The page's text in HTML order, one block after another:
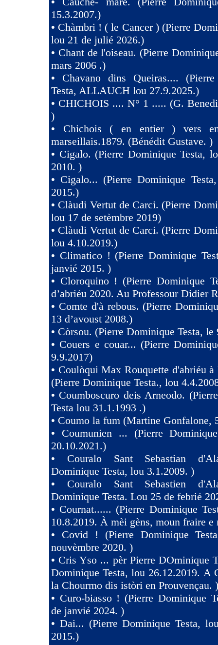
15.3.2007.)
• Chàmbri ! ( le Cancer ) (Pierre
lou 21 de julié 2026.)
• Chant de l'oiseau. (Pierre
mars 2006 .)
• Chavano dins Queiras....
Testa, ALLAUCH lou 27.9.2025.)
• CHICHOIS .... N° 1 ..... (G.
)
• Chichois ( en entier ) vers
marseillais.1879. (Bénédit Gustave. )
• Cigalo. (Pierre Dominique Testa,
2010. )
• Cigalo... (Pierre Dominique
2015.)
• Clàudi Vertut de Carci. (Pierre
lou 17 de setèmbre 2019)
• Clàudi Vertut de Carci. (Pierre
lou 4.10.2019.)
• Climatico ! (Pierre Dominique
janvié 2015. )
• Cloroquino ! (Pierre Dominique
d’abriéu 2020. Au Professour Didier
• Comte d'à rebous. (Pierre
13 d’avoust 2008.)
• Còrsou. (Pierre Dominique Testa, le
• Couers e couar... (Pierre
9.9.2017)
• Coulòqui Max Rouquette d'abriéu
(Pierre Dominique Testa., lou
• Coumboscuro deis Arneodo.
Testa lou 31.1.1993 .)
• Coumo la fum (Martine Gonfalone,
• Coumunien ... (Pierre
20.10.2021.)
• Couralo Sant Sebastian
Dominique Testa, lou 3.1.2009. )
• Couralo Sant Sebastien
Dominique Testa. Lou 25 de febrié
• Cournat...... (Pierre Dominique
10.8.2019. À mèi gèns, moun fraire e
• Covid ! (Pierre Dominique
nouvèmbre 2020. )
• Cris Yso ... pèr Pierre DOminique
Dominique Testa, lou 26.12.2019. A
la Chourmo dis istòri en Prouvençau. )
• Curo-biasso ! (Pierre Dominique
de janvié 2024. )
• Dai... (Pierre Dominique Testa,
2015.)